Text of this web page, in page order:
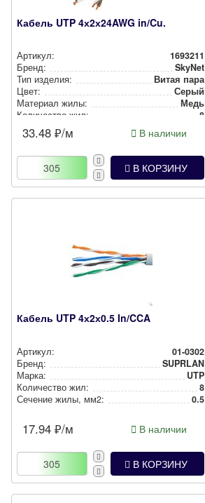
Кабель UTP 4х2х24AWG in/Cu.
Артикул:
1693211
Бренд:
SkyNet
Тип изделия:
Витая пара
Цвет:
Серый
Материал жилы:
Медь
Количество жил:
8
33.48 ₽/м В наличии
В КОРЗИНУ
Кабель UTP 4х2х0.5 In/CCA
Артикул:
01-0302
Бренд:
SUPRLAN
Марка:
UTP
Количество жил:
8
Сечение жилы, мм2:
0.5
17.94 ₽/м В наличии
В КОРЗИНУ